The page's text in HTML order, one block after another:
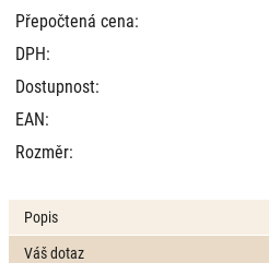
Přepočtená cena:
DPH:
Dostupnost:
EAN:
Rozměr:
Popis
Váš dotaz